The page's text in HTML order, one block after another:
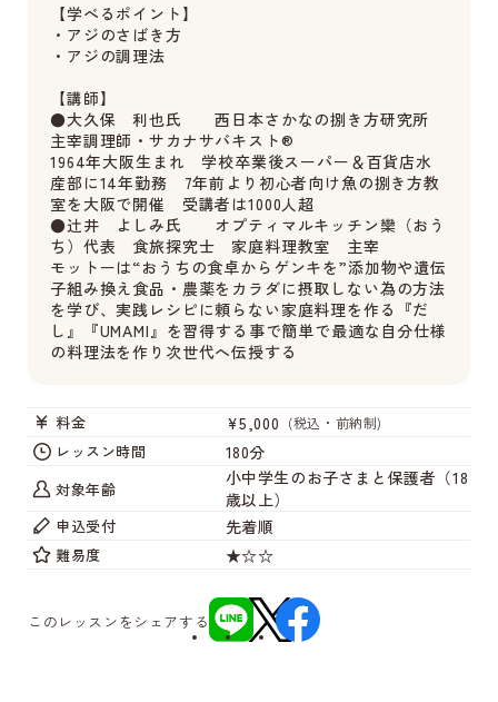
【学べるポイント】
・アジのさばき方
・アジの調理法
【講師】
●大久保 利也氏 西日本さかなの捌き方研究所
主宰調理師・サカナサバキスト®
1964年大阪生まれ 学校卒業後スーパー＆百貨店水
産部に14年勤務 7年前より初心者向け魚の捌き方教
室を大阪で開催 受講者は1000人超
●辻井 よしみ氏 オプティマルキッチン欒（おう
ち）代表 食旅探究士 家庭料理教室 主宰
モットーは“おうちの食卓からゲンキを”添加物や遺伝
子組み換え食品・農薬をカラダに摂取しない為の方法
を学び、実践レシピに頼らない家庭料理を作る『だ
し』『UMAMI』を習得する事で簡単で最適な自分仕様
の料理法を作り次世代へ伝授する
料金 ¥5,000 (税込・前納制)
レッスン時間 180分
対象年齢
小中学生のお子さまと保護者（18
歳以上）
申込受付 先着順
難易度 ★☆☆
このレッスンをシェアする